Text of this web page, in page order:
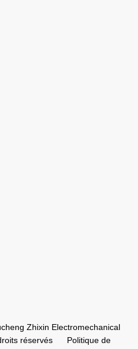
Zhixin Electromechanical
réservés
Politique de